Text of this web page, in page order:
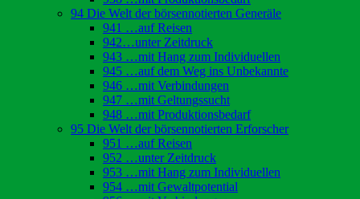
94 Die Welt der börsennotierten Generäle
941 …auf Reisen
942…unter Zeitdruck
943 …mit Hang zum Individuellen
945 …auf dem Weg ins Unbekannte
946 …mit Verbindungen
947 …mit Geltungssucht
948 …mit Produktionsbedarf
95 Die Welt der börsennotierten Erforscher
951 …auf Reisen
952 …unter Zeitdruck
953 …mit Hang zum Individuellen
954 …mit Gewaltpotential